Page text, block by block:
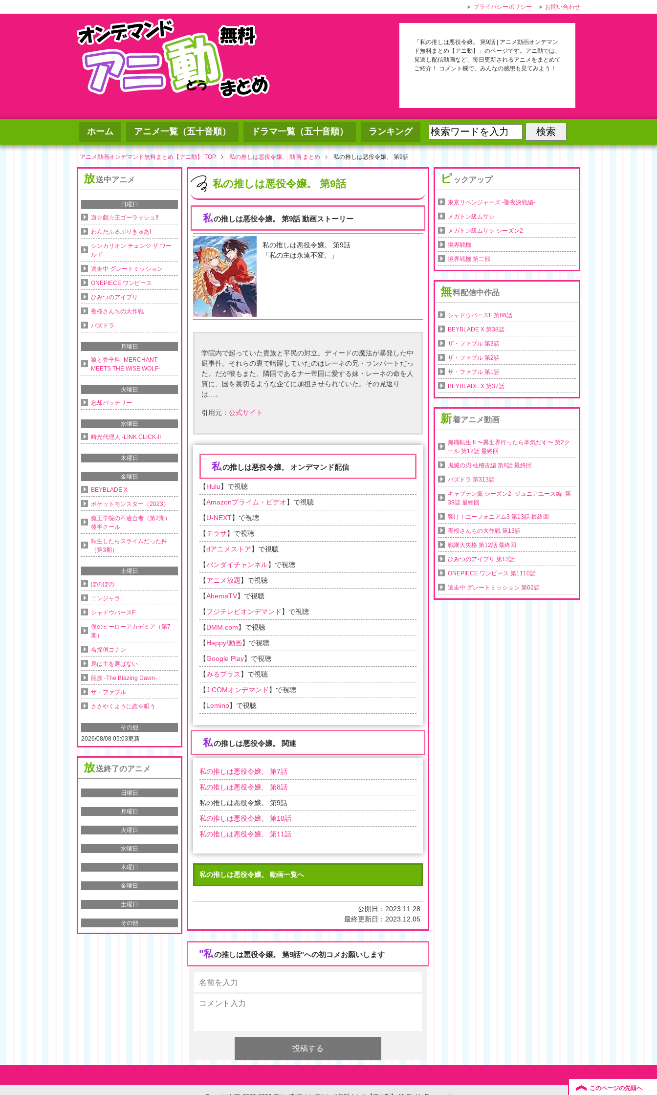
「私の推しは悪役令嬢。 第9話 | アニメ動画オンデマン
ド無料まとめ【アニ動】」のページです。アニ動では、
見逃し配信動画など、毎日更新されるアニメをまとめて
ご紹介！ コメント欄で、みんなの感想も見てみよう！
ホーム アニメ一覧（五十音順） ドラマ一覧（五十音順） ランキング
アニメ動画オンデマンド無料まとめ【アニ動】 TOP 私の推しは悪役令嬢。 動画 まとめ 私の推しは悪役令嬢。 第9話
私の推しは悪役令嬢。 第9話
私の推しは悪役令嬢。 第9話 動画ストーリー
私の推しは悪役令嬢。 第9話
「私の主は永遠不変。 」
学院内で起っていた貴族と平民の対立。ディードの魔法が暴発した中
庭事件。それらの裏で暗躍していたのはレーネの兄・ランバートだっ
た。だが彼もまた、隣国であるナー帝国に愛する妹・レーネの命を人
質に、国を裏切るような企てに加担させられていた。その見返り
は…。
引用元： 公式サイト
私の推しは悪役令嬢。 オンデマンド配信
【Hulu】で視聴
【Amazonプライム・ビデオ】で視聴
【U-NEXT】で視聴
【テラサ】で視聴
【dアニメストア】で視聴
【バンダイチャンネル】で視聴
【アニメ放題】で視聴
【AbemaTV】で視聴
【フジテレビオンデマンド 】で視聴
【DMM.com】で視聴
【Happy!動画】で視聴
【Google Play】で視聴
【みるプラス 】で視聴
【J:COMオンデマンド 】で視聴
【Lemino】で視聴
私の推しは悪役令嬢。 関連
私の推しは悪役令嬢。 第7話
私の推しは悪役令嬢。 第8話
私の推しは悪役令嬢。 第9話
私の推しは悪役令嬢。 第10話
私の推しは悪役令嬢。 第11話
私の推しは悪役令嬢。 動画一覧へ
公開日： 2023.11.28
最終更新日： 2023.12.05
"私の推しは悪役令嬢。 第9話"への初コメお願いします
放送中アニメ
日曜日
遊☆戯☆王ゴーラッシュ!!
わんだふるぷりきゅあ!
シンカリオン チェンジ ザ ワー
ルド
逃走中 グレートミッション
ONEPIECE ワンピース
ひみつのアイプリ
夜桜さんちの大作戦
パズドラ
月曜日
狼と香辛料 -MERCHANT
MEETS THE WISE WOLF-
火曜日
忘却バッテリー
水曜日
時光代理人 -LINK CLICK-II
木曜日
金曜日
BEYBLADE X
ポケットモンスター（2023）
魔王学院の不適合者（第2期）
後半クール
転生したらスライムだった件
（第3期）
土曜日
ぼのぼの
ニンジャラ
シャドウバースF
僕のヒーローアカデミア（第7
期）
名探偵コナン
烏は主を選ばない
龍族 -The Blazing Dawn-
ザ・ファブル
ささやくように恋を唄う
その他
2026/08/08 05:03更新
放送終了のアニメ
日曜日
月曜日
火曜日
水曜日
木曜日
金曜日
土曜日
その他
ピ ックアップ
東京リベンジャーズ -聖夜決戦編-
メガトン級ムサシ
メガトン級ムサシ シーズン2
境界戦機
境界戦機 第二部
無料配信中作品
シャドウバースF 第86話
BEYBLADE X 第38話
ザ・ファブル 第3話
ザ・ファブル 第2話
ザ・ファブル 第1話
BEYBLADE X 第37話
新着アニメ動画
無職転生 II 〜異世界行ったら本気だす〜 第2ク
ール 第12話 最終回
鬼滅の刃 柱稽古編 第8話 最終回
パズドラ 第313話
キャプテン翼 シーズン2 -ジュニアユース編- 第
39話 最終回
響け！ユーフォニアム3 第13話 最終回
夜桜さんちの大作戦 第13話
戦隊大失格 第12話 最終回
ひみつのアイプリ 第13話
ONEPIECE ワンピース 第1110話
逃走中 グレートミッション 第62話
プライバシーポリシー お問い合わせ
このページの先頭へ